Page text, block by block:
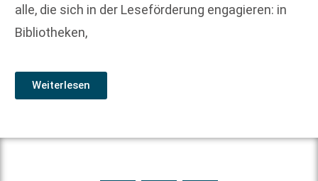
alle, die sich in der Leseförderung engagieren: in
Bibliotheken,
Weiterlesen